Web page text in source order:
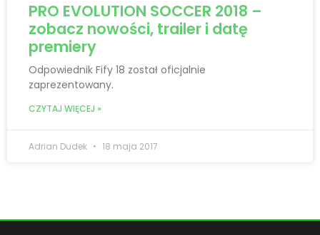
PRO EVOLUTION SOCCER 2018 –
zobacz nowości, trailer i datę
premiery
Odpowiednik Fify 18 został oficjalnie
zaprezentowany.
CZYTAJ WIĘCEJ »
Adrian Dudek 18 maja 2017